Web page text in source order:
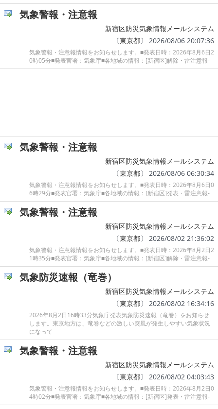
気象警報・注意報
新宿区防災気象情報メールシステム
〔東京都〕 2026/08/06 20:07:36
気象警報・注意報情報をお知らせします。■発表日時：2026年8月6日2
0時05分■発表官署：気象庁■各地域の情報：[新宿区]解除・雷注意報-
気象警報・注意報
新宿区防災気象情報メールシステム
〔東京都〕 2026/08/06 06:30:34
気象警報・注意報情報をお知らせします。■発表日時：2026年8月6日0
6時29分■発表官署：気象庁■各地域の情報：[新宿区]発表・雷注意報-
気象警報・注意報
新宿区防災気象情報メールシステム
〔東京都〕 2026/08/02 21:36:02
気象警報・注意報情報をお知らせします。■発表日時：2026年8月2日2
1時35分■発表官署：気象庁■各地域の情報：[新宿区]解除・雷注意報-
気象防災速報（竜巻）
新宿区防災気象情報メールシステム
〔東京都〕 2026/08/02 16:34:16
2026年8月2日16時33分気象庁発表気象防災速報（竜巻）をお知らせ
します。東京地方は、竜巻などの激しい突風が発生しやすい気象状況
になって
気象警報・注意報
新宿区防災気象情報メールシステム
〔東京都〕 2026/08/02 04:03:43
気象警報・注意報情報をお知らせします。■発表日時：2026年8月2日0
4時02分■発表官署：気象庁■各地域の情報：[新宿区]発表・雷注意報-